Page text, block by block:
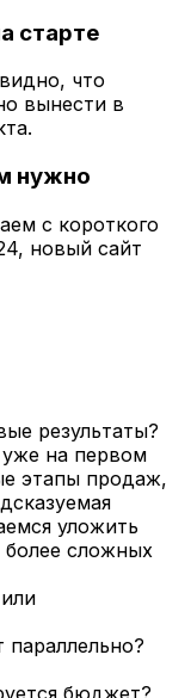
старте
что
вынести в
нужно
с короткого
новый сайт
результаты?
на первом
этапы продаж,
уложить
сложных
бюджет?